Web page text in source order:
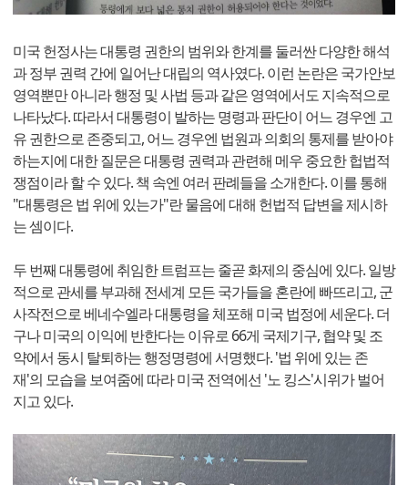
미국 헌정사는 대통령 권한의 범위와 한계를 둘러싼 다양한 해석
과 정부 권력 간에 일어난 대립의 역사였다. 이런 논란은 국가안보
영역뿐만 아니라 행정 및 사법 등과 같은 영역에서도 지속적으로
나타났다. 따라서 대통령이 발하는 명령과 판단이 어느 경우엔 고
유 권한으로 존중되고, 어느 경우엔 법원과 의회의 통제를 받아야
하는지에 대한 질문은 대통령 권력과 관련해 메우 중요한 헙법적
쟁점이라 할 수 있다. 책 속엔 여러 판례들을 소개한다. 이를 통해
"대통령은 법 위에 있는가"란 물음에 대해 헌법적 답변을 제시하
는 셈이다.
두 번째 대통령에 취임한 트럼프는 줄곧 화제의 중심에 있다. 일방
적으로 관세를 부과해 전세계 모든 국가들을 혼란에 빠뜨리고, 군
사작전으로 베네수엘라 대통령을 체포해 미국 법정에 세운다. 더
구나 미국의 이익에 반한다는 이유로 66게 국제기구, 협약 및 조
약에서 동시 탈퇴하는 행정명령에 서명했다. '법 위에 있는 존
재'의 모습을 보여줌에 따라 미국 전역에선 '노 킹스'시위가 벌어
지고 있다.